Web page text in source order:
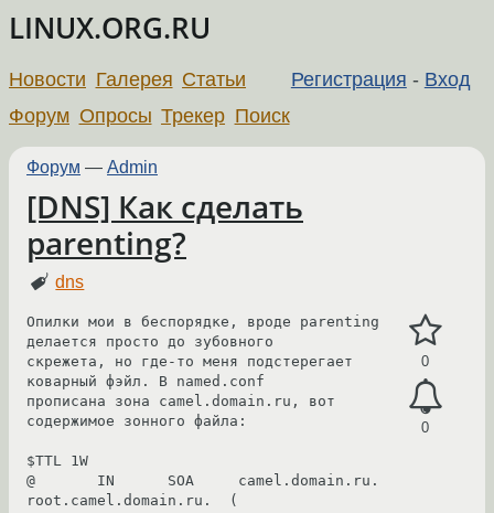
LINUX.ORG.RU
Регистрация - Вход
Новости Галерея Статьи
Форум Опросы Трекер Поиск
Форум — Admin
[DNS] Как сделать
parenting?
dns
0
0
Опилки мои в беспорядке, вроде parenting
делается просто до зубовного
скрежета, но где-то меня подстерегает
коварный фэйл. В named.conf
прописана зона camel.domain.ru, вот
содержимое зонного файла:
$TTL 1W
@       IN      SOA     camel.domain.ru.
root.camel.domain.ru.  (